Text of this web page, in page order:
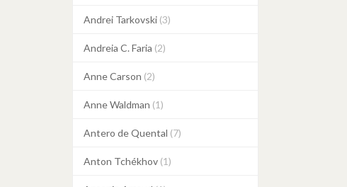
Andrei Tarkovski (3)
Andreia C. Faria (2)
Anne Carson (2)
Anne Waldman (1)
Antero de Quental (7)
Anton Tchékhov (1)